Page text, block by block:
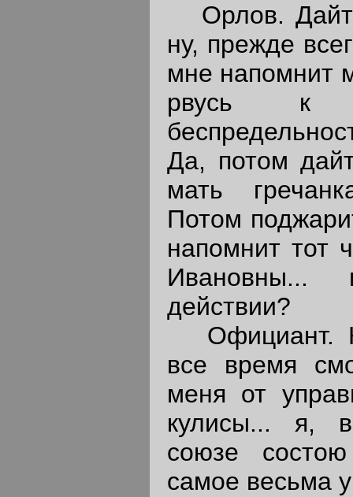
Орлов.
ну, прежде
мне напомнит
рвусь к
Да, потом
мать
Потом
напомнит тот
действии?
Официант.
все время
меня от
кулисы... я,
союзе
самое весьма